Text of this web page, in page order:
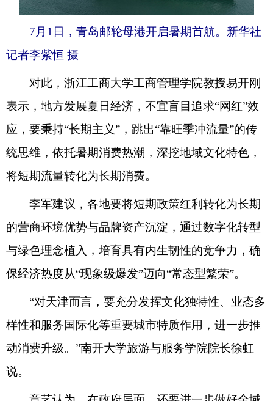
7月1日，青岛邮轮母港开启暑期首航。新华社
记者李紫恒 摄
对此，浙江工商大学工商管理学院教授易开刚
表示，地方发展夏日经济，不宜盲目追求“网红”效
应，要秉持“长期主义”，跳出“靠旺季冲流量”的传
统思维，依托暑期消费热潮，深挖地域文化特色，
将短期流量转化为长期消费。
李军建议，各地要将短期政策红利转化为长期
的营商环境优势与品牌资产沉淀，通过数字化转型
与绿色理念植入，培育具有内生韧性的竞争力，确
保经济热度从“现象级爆发”迈向“常态型繁荣”。
“对天津而言，要充分发挥文化独特性、业态多
样性和服务国际化等重要城市特质作用，进一步推
动消费升级。”南开大学旅游与服务学院院长徐虹
说。